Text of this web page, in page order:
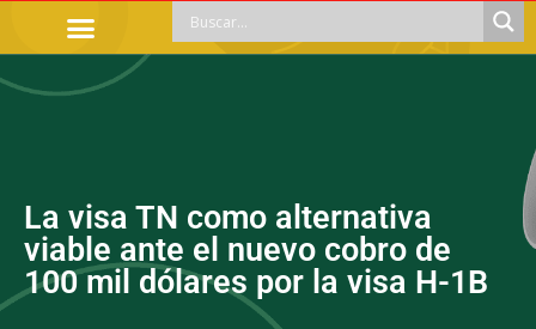
La visa TN como alternativa
viable ante el nuevo cobro de
100 mil dólares por la visa H-1B